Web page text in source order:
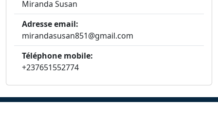
Miranda Susan
Adresse email:
mirandasusan851@gmail.com
Téléphone mobile:
+237651552774